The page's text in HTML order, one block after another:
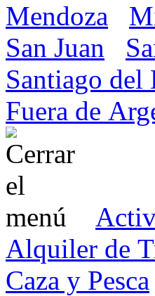
Mendoza
San Juan
Santiago del
Fuera de
Alquiler de
Caza y Pesca